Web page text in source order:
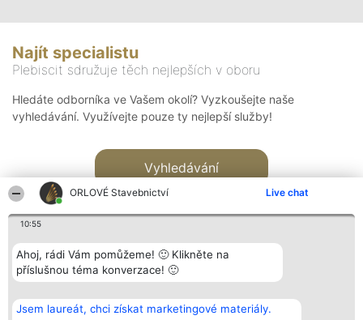
ORLOVÉ Stavebnictví Live chat
10:55
Ahoj, rádi Vám pomůžeme! 🙂 Klikněte na
příslušnou téma konverzace! 🙂
Jsem laureát, chci získat marketingové materiály.
Najít specialistu
Plebiscit sdružuje těch nejlepších v oboru
Hledáte odborníka ve Vašem okolí? Vyzkoušejte naše
vyhledávání. Využívejte pouze ty nejlepší služby!
Vyhledávání
Bright Side Solutions sp. z o.
o. sp. k.
Vítězové
Seznam všech
Kontakt